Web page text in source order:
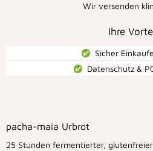
Wir versenden
Ihre
Sicher
Datenschutz &
pacha-maia Urbrot
25 Stunden fermentierter,